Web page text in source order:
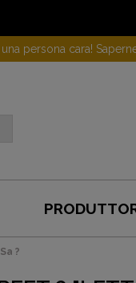
persona cara!
?